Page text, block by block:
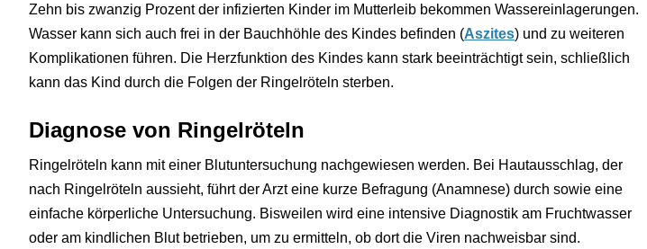
Zehn bis zwanzig Prozent der infizierten Kinder im Mutterleib bekommen Wassereinlagerungen.
Wasser kann sich auch frei in der Bauchhöhle des Kindes befinden (Aszites) und zu weiteren
Komplikationen führen. Die Herzfunktion des Kindes kann stark beeinträchtigt sein, schließlich
kann das Kind durch die Folgen der Ringelröteln sterben.
Diagnose von Ringelröteln
Ringelröteln kann mit einer Blutuntersuchung nachgewiesen werden. Bei Hautausschlag, der
nach Ringelröteln aussieht, führt der Arzt eine kurze Befragung (Anamnese) durch sowie eine
einfache körperliche Untersuchung. Bisweilen wird eine intensive Diagnostik am Fruchtwasser
oder am kindlichen Blut betrieben, um zu ermitteln, ob dort die Viren nachweisbar sind.